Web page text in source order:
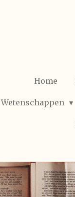
Home
Wetenschappen